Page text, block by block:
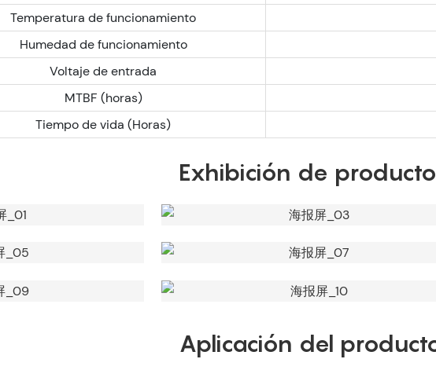
Temperatura de funcionamiento
Humedad de funcionamiento
Voltaje de entrada
MTBF (horas)
Tiempo de vida (Horas)
Exhibición de
Aplicación del